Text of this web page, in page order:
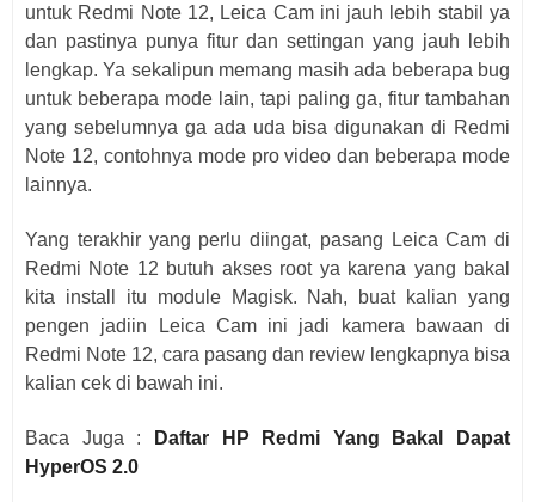
untuk Redmi Note 12, Leica Cam ini jauh lebih stabil ya
dan pastinya punya fitur dan settingan yang jauh lebih
lengkap. Ya sekalipun memang masih ada beberapa bug
untuk beberapa mode lain, tapi paling ga, fitur tambahan
yang sebelumnya ga ada uda bisa digunakan di Redmi
Note 12, contohnya mode pro video dan beberapa mode
lainnya.
Yang terakhir yang perlu diingat, pasang Leica Cam di
Redmi Note 12 butuh akses root ya karena yang bakal
kita install itu module Magisk. Nah, buat kalian yang
pengen jadiin Leica Cam ini jadi kamera bawaan di
Redmi Note 12, cara pasang dan review lengkapnya bisa
kalian cek di bawah ini.
Baca Juga :
Daftar HP Redmi Yang Bakal Dapat
HyperOS 2.0